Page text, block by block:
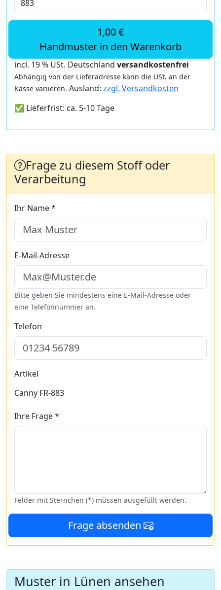
1,00 €
Handmuster in den Warenkorb
incl. 19 % USt. Deutschland versandkostenfrei
Abhängig von der Lieferadresse kann die USt. an der
Kasse variieren. Ausland: zzgl. Versandkosten
✅ Lieferfrist: ca. 5-10 Tage
Frage zu diesem Stoff oder
Verarbeitung
Ihr Name *
E-Mail-Adresse
Bitte geben Sie mindestens eine E-Mail-Adresse oder
eine Telefonnummer an.
Telefon
Artikel
Canny FR-883
Ihre Frage *
Felder mit Sternchen (*) müssen ausgefüllt werden.
Frage absenden
Muster in Lünen ansehen